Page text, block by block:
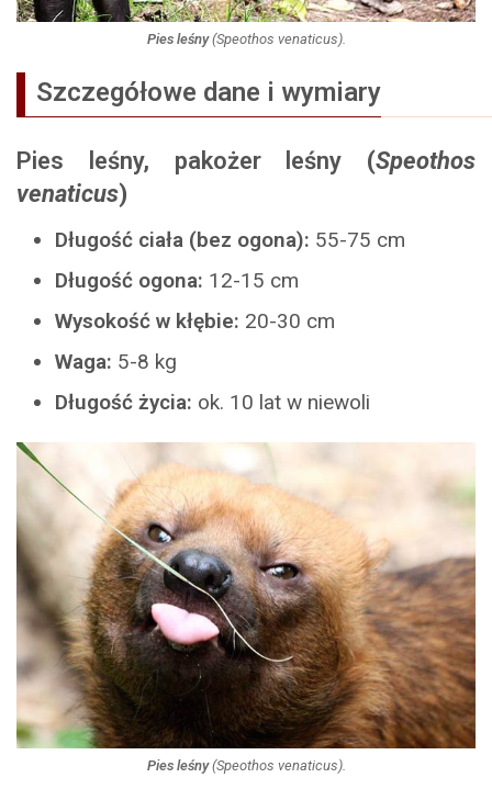
Pies leśny(Speothos venaticus).
Szczegółowe dane i wymiary
Pies leśny, pakożer leśny (Speothos
venaticus)
Długość ciała (bez ogona): 55-75 cm
Długość ogona: 12-15 cm
Wysokość w kłębie: 20-30 cm
Waga: 5-8 kg
Długość życia: ok. 10 lat w niewoli
Pies leśny(Speothos venaticus).